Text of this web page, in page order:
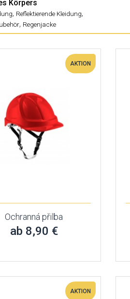
Körpers
, Reflektierende Kleidung,
, Regenjacke
AKTION
Ochranná přilba
ab 8,90 €
AKTION